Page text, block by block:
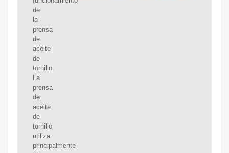
de
la
prensa
de
aceite
de
tornillo.
La
prensa
de
aceite
de
tornillo
utiliza
principalmente